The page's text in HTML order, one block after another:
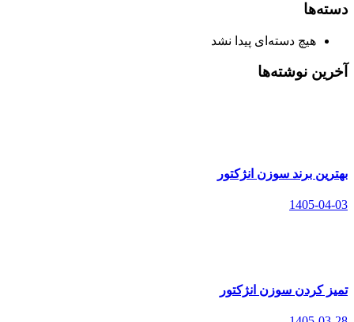
دسته‌ها
هیچ دسته‌ای پیدا نشد
آخرین نوشته‌ها
بهترین برند سوزن انژکتور
1405-04-03
تمیز کردن سوزن انژکتور